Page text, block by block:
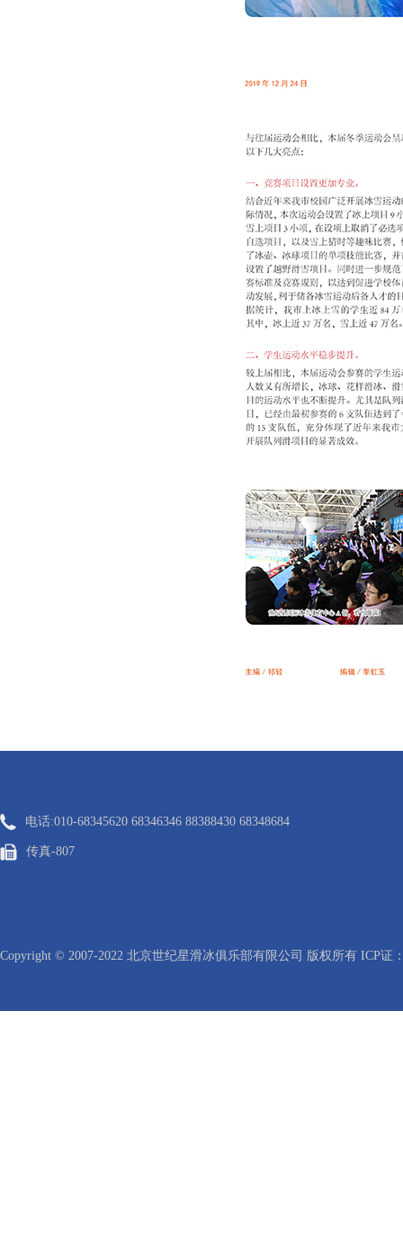
电话:010-68345620 68346346 88388430 68348684
传真-807
Copyright © 2007-2022 北京世纪星滑冰俱乐部有限公司 版权所有 ICP证